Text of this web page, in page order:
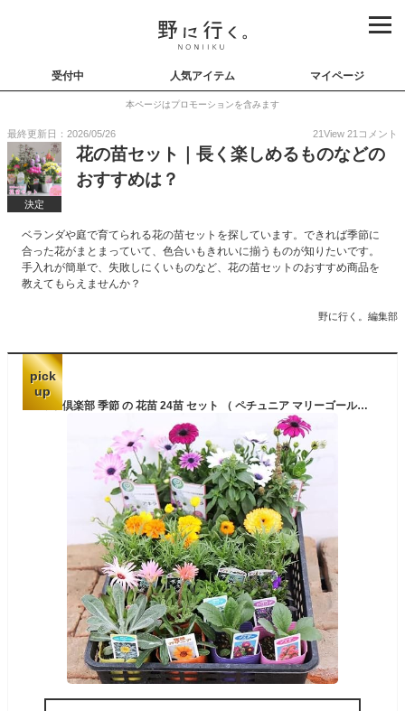
受付中 人気アイテム マイページ
本ページはプロモーションを含みます
最終更新日：2026/05/26 21View 21 コメント
決定
花の苗セット｜長く楽しめるものなどの
おすすめは？
ベランダや庭で育てられる花の苗セットを探しています。できれば季節に
合った花がまとまっていて、色合いもきれいに揃うものが知りたいです。
手入れが簡単で、失敗しにくいものなど、花の苗セットのおすすめ商品を
教えてもらえませんか？
野に行く。編集部
pick
up
土っ子倶楽部 季節 の 花苗 24苗 セット （ ペチュニア マリーゴールド 日日草 ポーチュラカ などの 草花 福袋 ） 花苗セット 花 春 夏 夏に強い 花壇 庭 鉢 玄関 プランター 寄せ植え ガーデニング (春夏24苗セット)